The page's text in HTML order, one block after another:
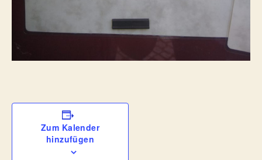
Zum Kalender
hinzufügen